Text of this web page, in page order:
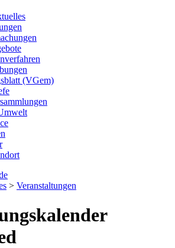
(VGem)
> Veranstaltungen